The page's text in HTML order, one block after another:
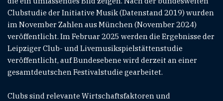
Clubstudie der Initiative Musik (Datenstand 2019) wurden
im November Zahlen aus München (November 2024)
veröffentlicht. Im Februar 2025 werden die Ergebnisse der
Leipziger Club- und Livemusikspielstättenstudie
veröffentlicht, auf Bundesebene wird derzeit an einer
gesamtdeutschen Festivalstudie gearbeitet.
Clubs sind relevante Wirtschaftsfaktoren und